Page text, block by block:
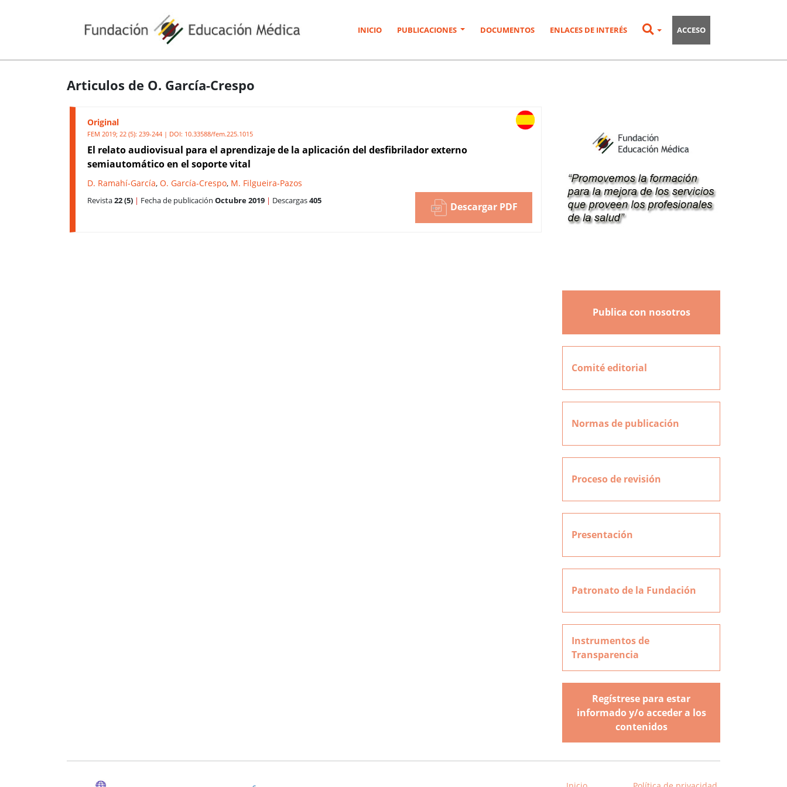
INICIO PUBLICACIONES DOCUMENTOS ENLACES DE INTERÉS ACCESO
Articulos de O. García-Crespo
Original
FEM 2019; 22 (5): 239-244 | DOI: 10.33588/fem.225.1015
El relato audiovisual para el aprendizaje de la aplicación del desfibrilador externo
semiautomático en el soporte vital
D. Ramahí-García, O. García-Crespo, M. Filgueira-Pazos
Revista22 (5) | Fecha de publicación Octubre 2019 | Descargas405 Descargar PDF
Publica con nosotros
Comité editorial
Normas de publicación
Proceso de revisión
Presentación
Patronato de la Fundación
Instrumentos de
Transparencia
Regístrese para estar
informado y/o acceder a los
contenidos